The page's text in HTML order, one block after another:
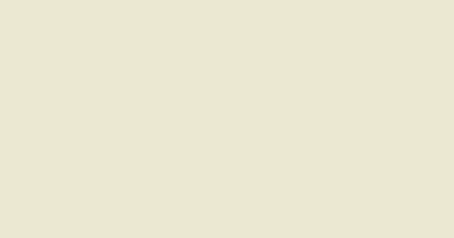
Sentiment
の方がマッチ